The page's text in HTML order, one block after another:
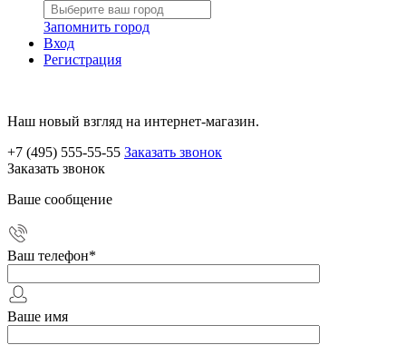
Запомнить город
Вход
Регистрация
Наш новый взгляд на интернет-магазин.
+7 (495) 555-55-55 Заказать звонок
Заказать звонок
Ваше сообщение
Ваш телефон*
Ваше имя